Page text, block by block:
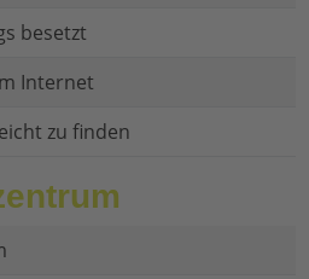
besetzt
Internet
zu finden